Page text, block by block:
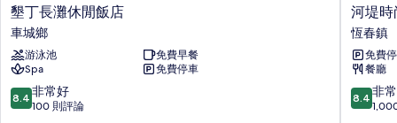
墾
丁
長
灘
休
閒
飯
墾丁長灘休閒飯店
車城鄉
游泳池
免費早餐
Spa
免費停車
8.4
分，
8.4 非常好
100 則評論
河
堤
時
尚
旅
店
恆
河堤時
恆春鎮
免費
餐廳
8.4
分，
8.4 非